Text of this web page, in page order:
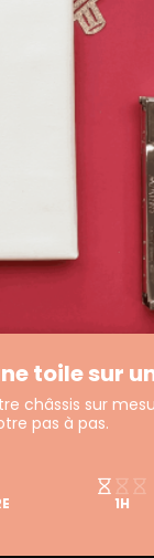
toile sur
châssis sur
pas à pas.
1H